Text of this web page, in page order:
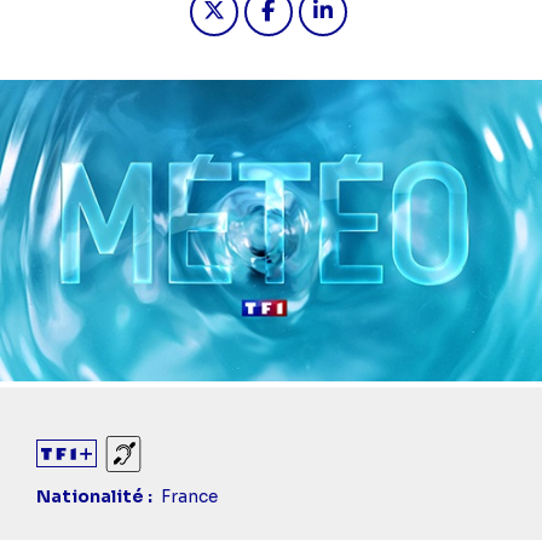
Sourds et malentendants
Nationalité
France